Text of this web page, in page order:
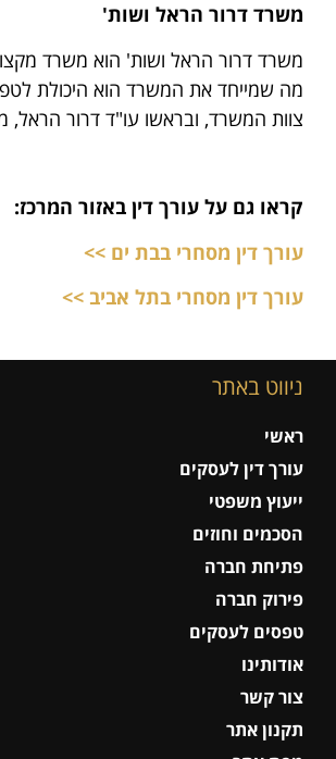
משרד דרור הראל ושות'
משרד דרור הראל ושות' הוא משרד
מה שמייחד את המשרד הוא היכולת
צוות המשרד, ובראשו עו"ד דרור הראל,
קראו גם על עורך דין באזור המרכז:
עורך דין מסחרי בבת ים >>
עורך דין מסחרי בתל אביב >>
ניווט באתר
ראשי
עורך דין לעסקים
ייעוץ משפטי
הסכמים וחוזים
פתיחת חברה
פירוק חברה
טפסים לעסקים
אודותינו
צור קשר
תקנון אתר